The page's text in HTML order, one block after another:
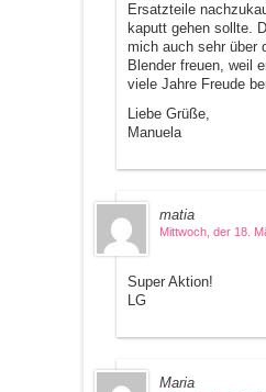
Ersatzteile
kaputt gehen sollte.
mich auch sehr über
Blender freuen, weil
viele Jahre Freude
Liebe Grüße,
Manuela
matia
Mittwoch, der 18.
Super Aktion!
LG
Maria